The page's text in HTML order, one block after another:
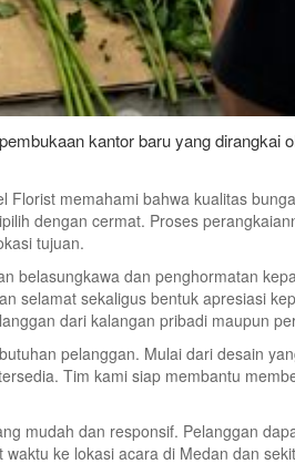
kantor baru yang dirangkai
memahami bahwa kualitas
dengan cermat. Proses
tujuan.
belasungkawa dan penghormatan
selamat sekaligus bentuk apresiasi
dari kalangan pribadi maupun
pelanggan. Mulai dari desain
Tim kami siap membantu
mudah dan responsif. Pelanggan
ke lokasi acara di Medan dan